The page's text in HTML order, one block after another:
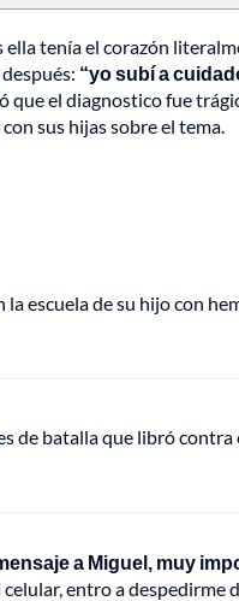
tenía el corazón
“yo subí a
que el diagnostico fue
sus hijas sobre el tema.
escuela de su hijo con
de batalla que libró contra
a Miguel, muy
entro a despedirme